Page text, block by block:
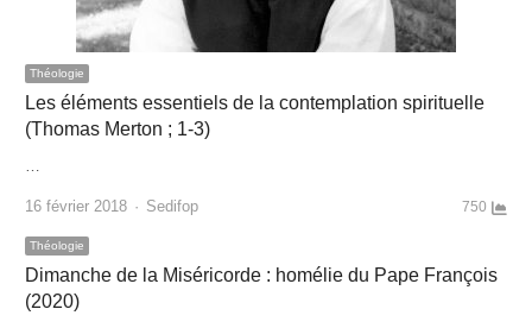
Théologie
Les éléments essentiels de la contemplation spirituelle
(Thomas Merton ; 1-3)
…
16 février 2018 Author
Sedifop 750
Théologie
Dimanche de la Miséricorde : homélie du Pape François
(2020)